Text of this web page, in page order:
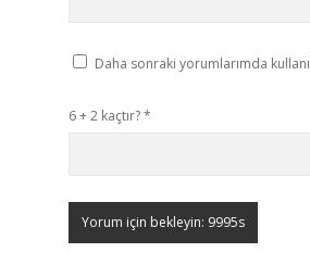
Daha sonraki yorumlarımda
6 + 2 kaçtır?*